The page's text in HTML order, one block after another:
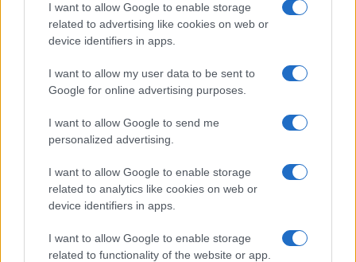
I want to allow Google to enable storage
related to advertising like cookies on web or
device identifiers in apps.
I want to allow my user data to be sent to
Google for online advertising purposes.
I want to allow Google to send me
personalized advertising.
I want to allow Google to enable storage
related to analytics like cookies on web or
device identifiers in apps.
I want to allow Google to enable storage
related to functionality of the website or app.
Mennyibe kerül
Keressen a telefonboltok ajánlatai között!
TELEFONOK GYORSLISTA
Márka :